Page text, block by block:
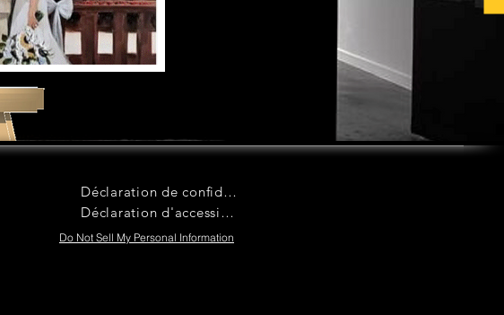
Déclaration de confidentialité
Déclaration d'accessibilité
Do Not Sell My Personal Information